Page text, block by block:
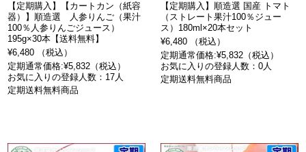
【定期購入】【カートカン（紙容
器）】順造選 人参りんご（果汁
100％人参りんごジュース）
195g×30本【送料無料】
¥6,480 （税込）
定期通常価格:¥5,832（税込）
お気に入りの登録人数：17人
定期送料無料商品
【定期購入】順造選 国産 トマト
（ストレート果汁100％ジュー
ス）180ml×20本セット
¥6,480 （税込）
定期通常価格:¥5,832（税込）
お気に入りの登録人数：0人
定期送料無料商品